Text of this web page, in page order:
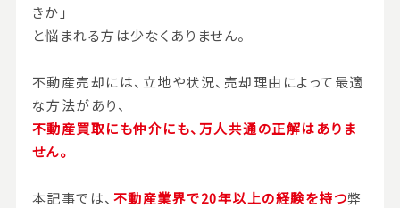
きか」
と悩まれる方は少なくありません。
不動産売却には、立地や状況、売却理由によって最適
な方法があり、
不動産買取にも仲介にも、万人共通の正解はありま
せん。
本記事では、 不動産業界で20年以上の経験を持つ弊